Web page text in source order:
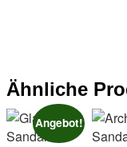
können
auf
der
Ähnliche
Angebot!